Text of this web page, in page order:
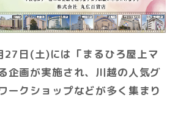
27日(土)には「まるひろ屋上マ
企画が実施され、川越の人気グ
ークショップなどが多く集まり